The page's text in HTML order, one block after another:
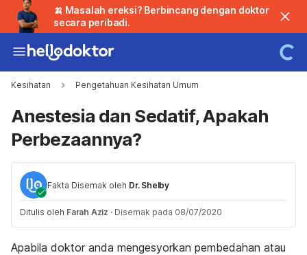
🍌 Masalah ereksi? Berbincang dengan doktor
secara peribadi.
Kesihatan Pengetahuan Kesihatan Umum
Anestesia dan Sedatif, Apakah
Perbezaannya?
Fakta Disemak oleh Dr. Shelby
Ditulis oleh Farah Aziz · Disemak pada 08/07/2020
Apabila doktor anda mengesyorkan pembedahan atau